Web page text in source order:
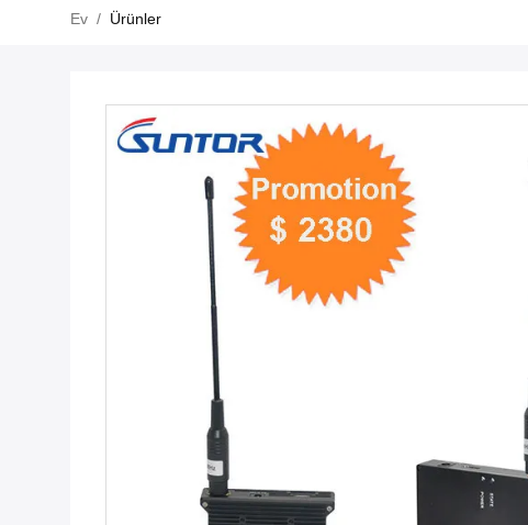
Ev / Ürünler